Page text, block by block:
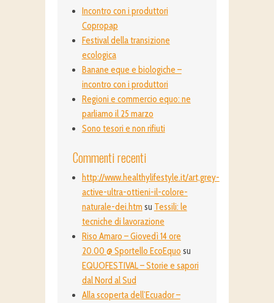
Incontro con i produttori
Copropap
Festival della transizione
ecologica
Banane eque e biologiche –
incontro con i produttori
Regioni e commercio equo: ne
parliamo il 25 marzo
Sono tesori e non rifiuti
Commenti recenti
http://www.healthylifestyle.it/art,grey-
active-ultra-ottieni-il-colore-
naturale-dei.htm su Tessili: le
tecniche di lavorazione
Riso Amaro – Giovedì 14 ore
20.00 @ Sportello EcoEquo su
EQUOFESTIVAL – Storie e sapori
dal Nord al Sud
Alla scoperta dell’Ecuador –